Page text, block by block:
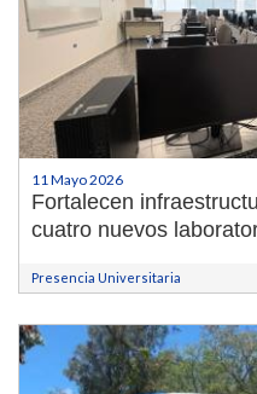
11 Mayo 2026
Fortalecen
cuatro nuevos
Presencia Universitaria